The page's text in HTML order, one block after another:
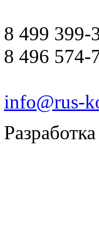
8 499 399-
8 496 574-
info@rus-